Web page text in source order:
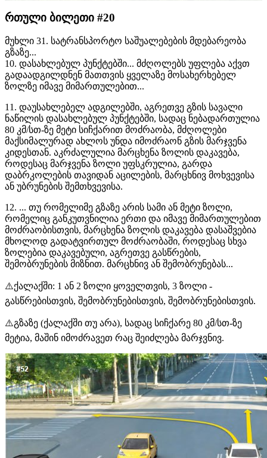
რთული ბილეთი #20
მუხლი 31. სატრანსპორტო საშუალებების მდებარეობა
გზაზე...
10. დასახლებულ პუნქტებში... მძღოლებს უფლება აქვთ
გადაადგილდნენ მათთვის ყველაზე მოსახერხებელ
ზოლზე იმავე მიმართულებით...
11. დაუსახლებელ ადგილებში, აგრეთვე გზის სავალი
ნაწილის დასახლებულ პუნქტებში, სადაც ნებადართულია
80 კმ/სთ-ზე მეტი სიჩქარით მოძრაობა, მძღოლები
მაქსიმალურად ახლოს უნდა იმოძრაონ გზის მარჯვენა
კიდესთან. აკრძალულია მარცხენა ზოლის დაკავება,
როდესაც მარჯვენა ზოლი უფსკრულია, გარდა
დაბრკოლების თავიდან აცილების, მარცხნივ მოხვევისა
ან უბრუნების შემთხვევისა.
12. ... თუ რომელიმე გზაზე არის სამი ან მეტი ზოლი,
რომელიც განკუთვნილია ერთი და იმავე მიმართულებით
მოძრაობისთვის, მარცხენა ზოლის დაკავება დასაშვებია
მხოლოდ გადატვირთულ მოძრაობაში, როდესაც სხვა
ზოლებია დაკავებული, აგრეთვე გასწრების,
შემობრუნების მიზნით. მარცხნივ ან შემობრუნებას...
⚠️ქალაქში: 1 ან 2 ზოლი ყოველთვის, 3 ზოლი -
გასწრებისთვის, შემობრუნებისთვის, შემობრუნებისთვის.
⚠️გზაზე (ქალაქში თუ არა), სადაც სიჩქარე 80 კმ/სთ-ზე
მეტია, მაშინ იმოძრავეთ რაც შეიძლება მარჯვნივ.